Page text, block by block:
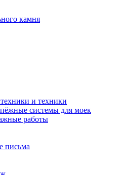
камня
и техники
системы для моек
работы
письма